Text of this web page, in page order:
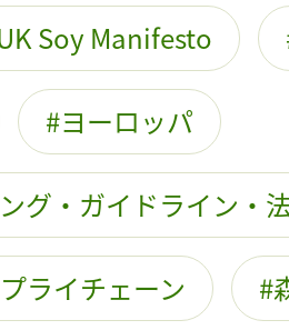
Soy Manifesto
ヨーロッパ
グ・ガイドライン・
ライチェーン